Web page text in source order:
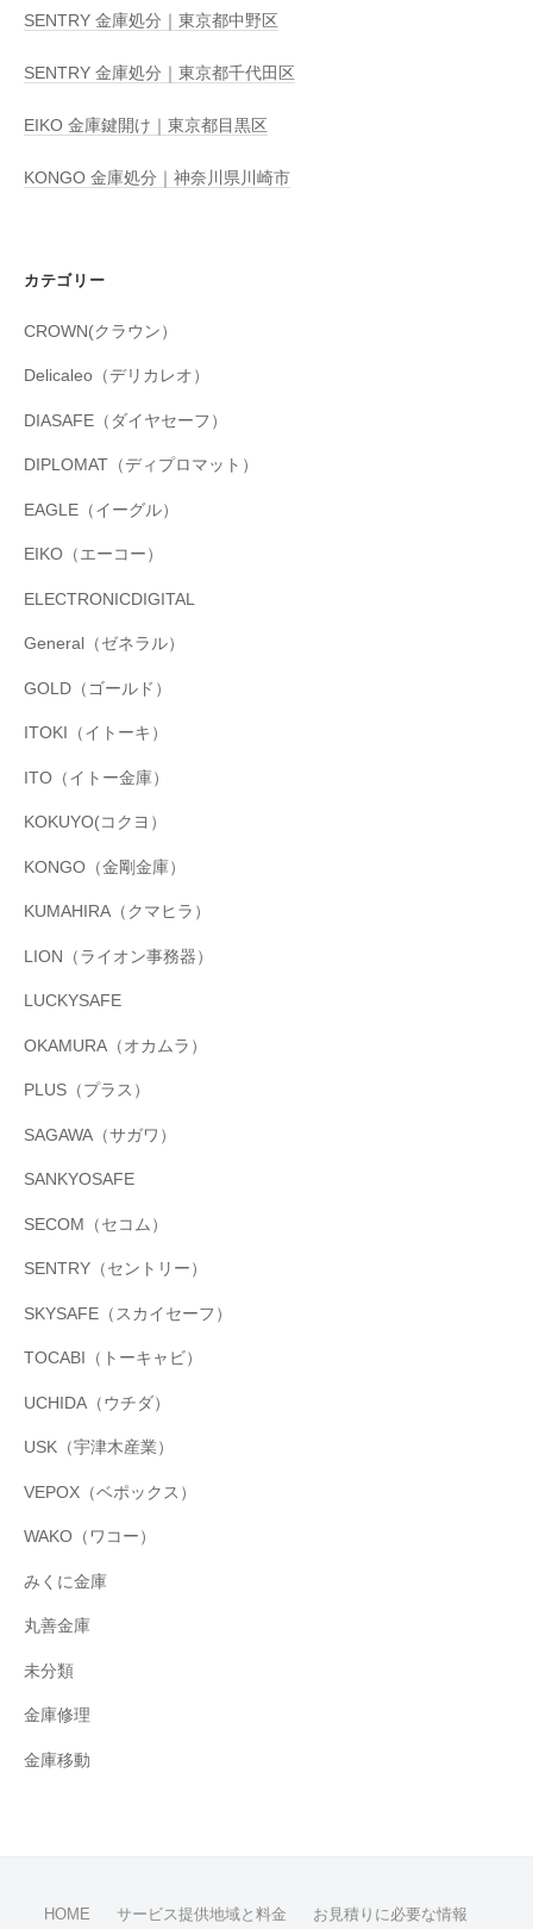
SENTRY 金庫処分｜東京都中野区
SENTRY 金庫処分｜東京都千代田区
EIKO 金庫鍵開け｜東京都目黒区
KONGO 金庫処分｜神奈川県川崎市
カテゴリー
CROWN(クラウン）
Delicaleo（デリカレオ）
DIASAFE（ダイヤセーフ）
DIPLOMAT（ディプロマット）
EAGLE（イーグル）
EIKO（エーコー）
ELECTRONICDIGITAL
General（ゼネラル）
GOLD（ゴールド）
ITOKI（イトーキ）
ITO（イトー金庫）
KOKUYO(コクヨ）
KONGO（金剛金庫）
KUMAHIRA（クマヒラ）
LION（ライオン事務器）
LUCKYSAFE
OKAMURA（オカムラ）
PLUS（プラス）
SAGAWA（サガワ）
SANKYOSAFE
SECOM（セコム）
SENTRY（セントリー）
SKYSAFE（スカイセーフ）
TOCABI（トーキャビ）
UCHIDA（ウチダ）
USK（宇津木産業）
VEPOX（ベポックス）
WAKO（ワコー）
みくに金庫
丸善金庫
未分類
金庫修理
金庫移動
HOME サービス提供地域と料金 お見積りに必要な情報